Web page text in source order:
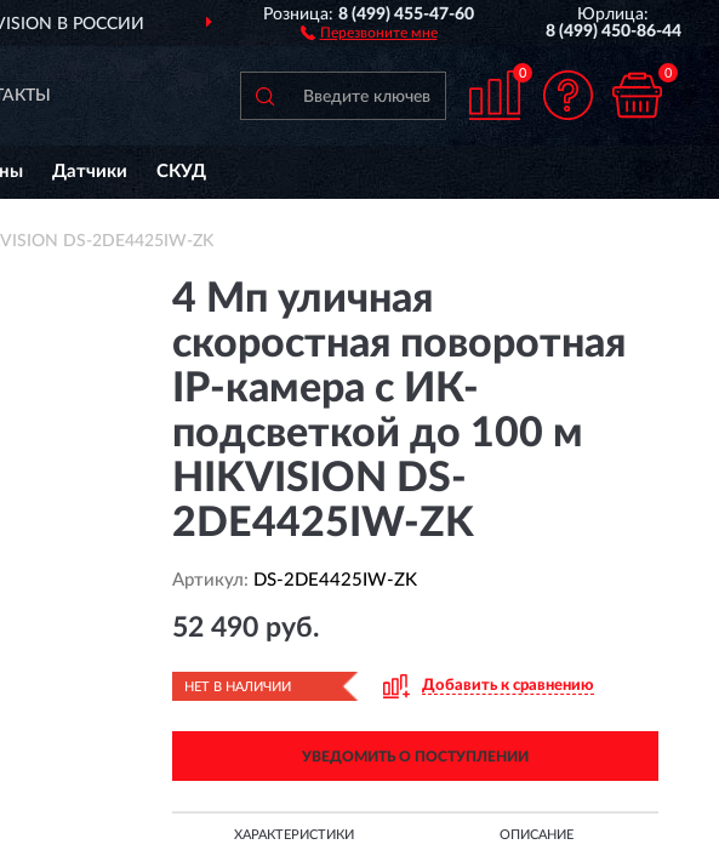
ДОСТАВИМ ПО ВСЕЙ РОССИИ
Розница:8 (499) 455-47-60
Перезвоните мне
Юрлица:
8 (499) 450-86-44
0 0
Датчики СКУД
DS-2DE4425IW-ZK
4 Мп уличная
скоростная поворотная
IP-камера с ИК-
подсветкой до 100 м
HIKVISION DS-
2DE4425IW-ZK
Артикул: DS-2DE4425IW-ZK
52 490 руб.
НЕТ В НАЛИЧИИ Добавить к сравнению
УВЕДОМИТЬ О ПОСТУПЛЕНИИ
ХАРАКТЕРИСТИКИ ОПИСАНИЕ